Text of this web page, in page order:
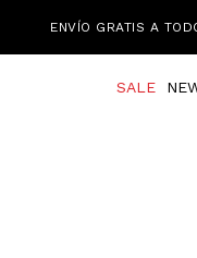
ENVÍO GRATIS A
SALE